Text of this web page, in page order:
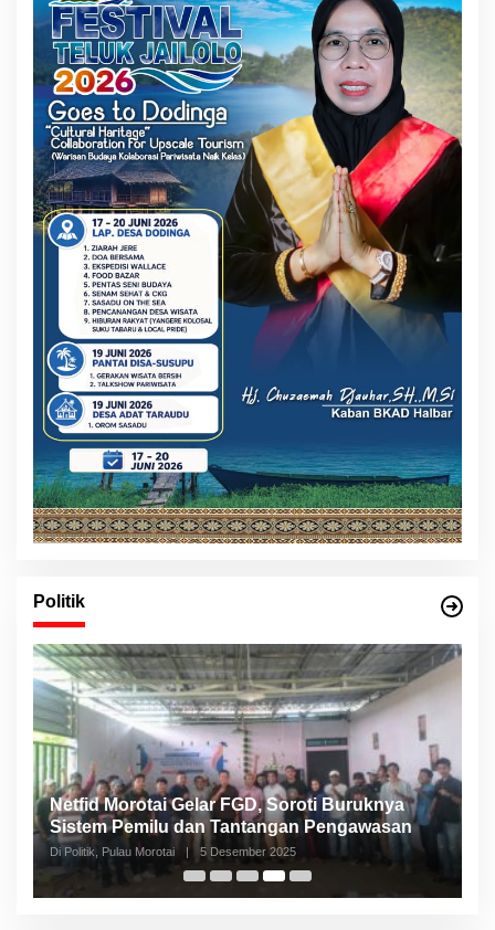
Politik
Netfid Morotai Gelar FGD, Soroti Buruknya
Sistem Pemilu dan Tantangan Pengawasan
Di Politik, Pulau Morotai 5 Desember 2025